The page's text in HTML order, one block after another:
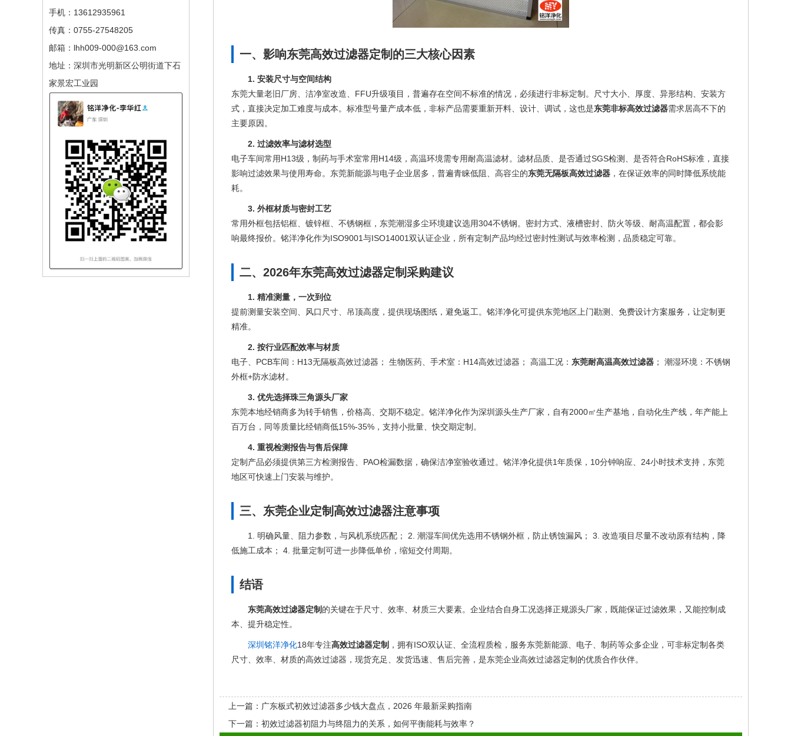
手机：13612935961
传真：0755-27548205
邮箱：lhh009-000@163.com
地址：深圳市光明新区公明街道下石
家景宏工业园
一、影响东莞高效过滤器定制的三大核心因素
1. 安装尺寸与空间结构
东莞大量老旧厂房、洁净室改造、FFU升级项目，普遍存在空间不标准的情况，必须进行非标定制。尺寸大小、厚度、异形结构、安装方
式，直接决定加工难度与成本。标准型号量产成本低，非标产品需要重新开料、设计、调试，这也是东莞非标高效过滤器需求居高不下的
主要原因。
2. 过滤效率与滤材选型
电子车间常用H13级，制药与手术室常用H14级，高温环境需专用耐高温滤材。滤材品质、是否通过SGS检测、是否符合RoHS标准，直接
影响过滤效果与使用寿命。东莞新能源与电子企业居多，普遍青睐低阻、高容尘的东莞无隔板高效过滤器 ，在保证效率的同时降低系统能
耗。
3. 外框材质与密封工艺
常用外框包括铝框、镀锌框、不锈钢框，东莞潮湿多尘环境建议选用304不锈钢。密封方式、液槽密封、防火等级、耐高温配置，都会影
响最终报价。铭洋净化作为ISO9001与ISO14001双认证企业，所有定制产品均经过密封性测试与效率检测，品质稳定可靠。
二、2026年东莞高效过滤器定制采购建议
1. 精准测量，一次到位
提前测量安装空间、风口尺寸、吊顶高度，提供现场图纸，避免返工。铭洋净化可提供东莞地区上门勘测、免费设计方案服务，让定制更
精准。
2. 按行业匹配效率与材质
电子、PCB车间：H13无隔板高效过滤器； 生物医药、手术室：H14高效过滤器； 高温工况： 东莞耐高温高效过滤器 ； 潮湿环境：不锈钢
外框+防水滤材。
3. 优先选择珠三角源头厂家
东莞本地经销商多为转手销售，价格高、交期不稳定。铭洋净化作为深圳源头生产厂家，自有2000㎡生产基地，自动化生产线，年产能上
百万台，同等质量比经销商低15%-35%，支持小批量、快交期定制。
4. 重视检测报告与售后保障
定制产品必须提供第三方检测报告、PAO检漏数据，确保洁净室验收通过。铭洋净化提供1年质保，10分钟响应、24小时技术支持，东莞
地区可快速上门安装与维护。
三、东莞企业定制高效过滤器注意事项
1. 明确风量、阻力参数，与风机系统匹配； 2. 潮湿车间优先选用不锈钢外框，防止锈蚀漏风； 3. 改造项目尽量不改动原有结构，降
低施工成本； 4. 批量定制可进一步降低单价，缩短交付周期。
结语
东莞高效过滤器定制 的关键在于尺寸、效率、材质三大要素。企业结合自身工况选择正规源头厂家，既能保证过滤效果，又能控制成
本、提升稳定性。
深圳铭洋净化18年专注高效过滤器定制 ，拥有ISO双认证、全流程质检，服务东莞新能源、电子、制药等众多企业，可非标定制各类
尺寸、效率、材质的高效过滤器，现货充足、发货迅速、售后完善，是东莞企业高效过滤器定制的优质合作伙伴。
上一篇： 广东板式初效过滤器多少钱大盘点，2026 年最新采购指南
下一篇： 初效过滤器初阻力与终阻力的关系，如何平衡能耗与效率？